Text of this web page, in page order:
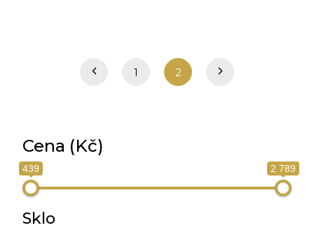
1 2
Cena (Kč)
439 2 789
Sklo